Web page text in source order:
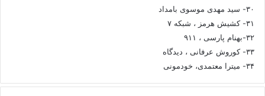
۳۰- سید مهدی موسوی بامداد
۳۱- کشیش هرمز ، شبکه ۷
۳۲-بهنام پارسی ، ۹۱۱
۳۳- کوروش عرفانی ، دیدگاه
۳۴- میترا معتمدی، خودمونی